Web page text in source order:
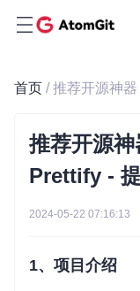
首页
推荐开源
Prettify -
2024-05-22 07:16:13
1、项目介绍